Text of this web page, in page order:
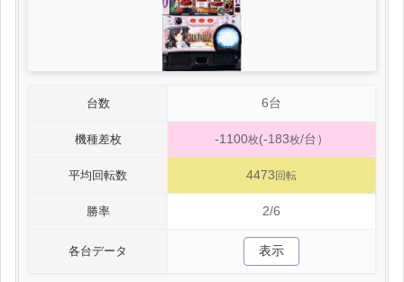
台数 6台
機種差枚 -1100枚(-183枚/台）
平均回転数 4473回転
勝率 2/6
各台データ 表示